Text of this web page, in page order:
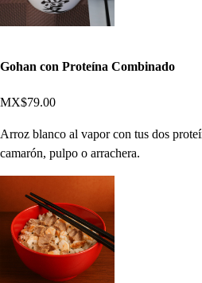
Gohan con Proteína Combinado
MX$79.00
Arroz blanco al vapor con tus dos
camarón, pulpo o arrachera.